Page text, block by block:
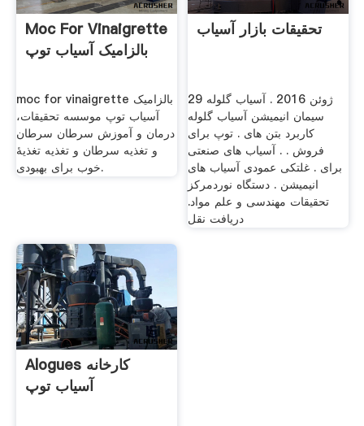
Moc For Vinaigrette
بالزامیک آسیاب توپ
moc for vinaigrette بالزامیک
آسیاب توپ موسسه تحقیقات،
درمان و آموزش سرطان سرطان
و تغذیه سرطان و تغذیه تغذیۀ
خوب برای بهبودی.
تحقیقات بازار آسیاب
29 ژوئن 2016 . آسیاب گلوله
سیمان انیمیشن آسیاب گلوله
کاربرد بتن های . ‌توپ برای
فروش . . آسیاب های صنعتی
برای . غلتکی عمودی آسیاب های
انیمیشن . دستگاه نوردمرکز
تحقیقات مهندسی و علم مواد.
دریافت نقل
Alogues کارخانه
آسیاب توپ